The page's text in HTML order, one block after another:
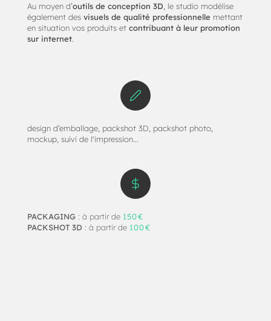
Au moyen d’outils de conception 3D , le studio modélise
également des visuels de qualité professionnelle mettant
en situation vos produits et contribuant à leur promotion
sur internet.
PACKAGING: à partir de 150€
PACKSHOT 3D : à partir de 100€
design d’emballage, packshot 3D, packshot photo,
mockup, suivi de l'impression...